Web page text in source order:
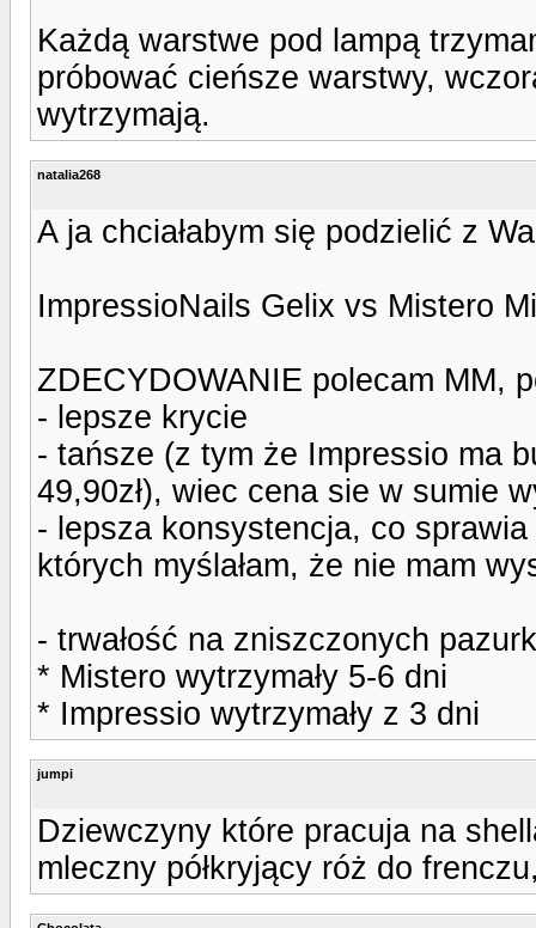
Każdą warstwe pod lampą
próbować cieńsze warstwy,
wytrzymają.
natalia268
A ja chciałabym się podzielić z
ImpressioNails Gelix vs Mistero
ZDECYDOWANIE polecam MM,
- lepsze krycie
- tańsze (z tym że Impressio ma
49,90zł), wiec cena sie w sumie
- lepsza konsystencja, co
których myślałam, że nie mam
- trwałość na zniszczonych
* Mistero wytrzymały 5-6 dni
* Impressio wytrzymały z 3 dni
jumpi
Dziewczyny które pracuja na
mleczny półkryjący róż do